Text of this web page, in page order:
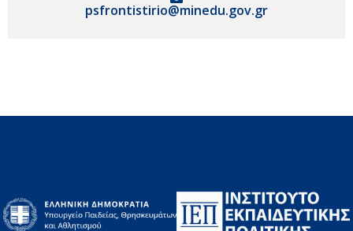
psfrontistirio@minedu.gov.gr